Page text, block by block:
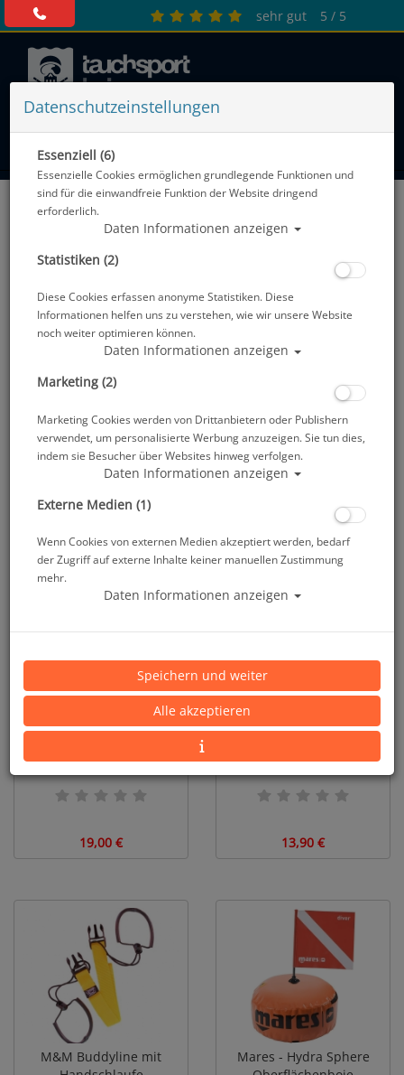
sehr gut 5 / 5
BOJEN & LEINEN
Apeks Spool Lifeline 15 m
SALE
Apeks Spool Lifeline 30 m
29,95 €
19,00 €
Haken in Tasche
13,90 €
M&M Buddyline mit
Mares - Hydra Sphere
Datenschutzeinstellungen
Essenziell (6)
Essenzielle Cookies ermöglichen grundlegende Funktionen und
sind für die einwandfreie Funktion der Website dringend
erforderlich.
Daten Informationen anzeigen
Statistiken (2)
Diese Cookies erfassen anonyme Statistiken. Diese
Informationen helfen uns zu verstehen, wie wir unsere Website
noch weiter optimieren können.
Daten Informationen anzeigen
Marketing (2)
Marketing Cookies werden von Drittanbietern oder Publishern
verwendet, um personalisierte Werbung anzuzeigen. Sie tun dies,
indem sie Besucher über Websites hinweg verfolgen.
Daten Informationen anzeigen
Externe Medien (1)
Wenn Cookies von externen Medien akzeptiert werden, bedarf
der Zugriff auf externe Inhalte keiner manuellen Zustimmung
mehr.
Daten Informationen anzeigen
Speichern und weiter
Alle akzeptieren